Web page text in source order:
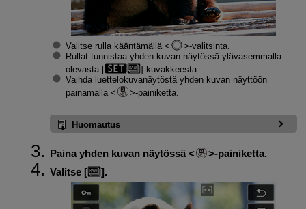
Valitse rulla kääntämällä
-valitsinta.
Rullat tunnistaa yhden kuvan näytössä ylävasemmalla
olevasta [
]-kuvakkeesta.
Vaihda luettelokuvanäytöstä yhden kuvan näyttöön
painamalla
-painiketta.
Huomautus
Paina yhden kuvan näytössä
-painiketta.
Valitse [
].